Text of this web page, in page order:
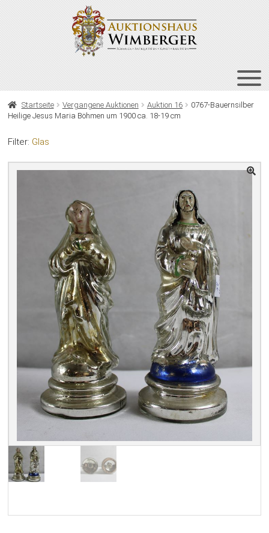
HOME
NEWSLETTER
Startseite Vergangene Auktionen Auktion 16
0767-Bauernsilber
Heilige Jesus Maria Böhmen um 1900 ca. 18-19 cm
Filter: Glas